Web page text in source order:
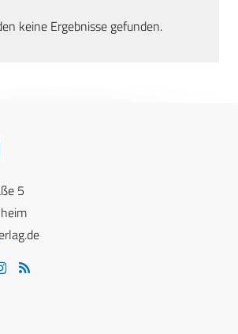
keine Ergebnisse gefunden.
5